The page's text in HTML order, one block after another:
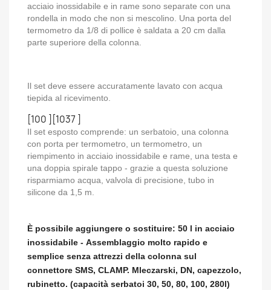
acciaio inossidabile e in rame sono separate con una
rondella in modo che non si mescolino. Una porta del
termometro da 1/8 di pollice è saldata a 20 cm dalla
parte superiore della colonna.
Il set deve essere accuratamente lavato con acqua
tiepida al ricevimento.
[100 ][1037 ]
Il set esposto comprende: un serbatoio, una colonna
con porta per termometro, un termometro, un
riempimento in acciaio inossidabile e rame, una testa e
una doppia spirale tappo - grazie a questa soluzione
risparmiamo acqua, valvola di precisione, tubo in
silicone da 1,5 m.
È possibile aggiungere o sostituire: 50 l in acciaio
inossidabile - Assemblaggio molto rapido e
semplice senza attrezzi della colonna sul
connettore SMS, CLAMP. Mleczarski, DN, capezzolo,
rubinetto. (capacità serbatoi 30, 50, 80, 100, 280l)